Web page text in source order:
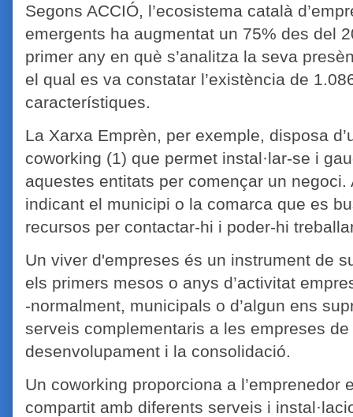
Segons ACCIÓ, l’ecosistema català
emergents ha augmentat un 75% des del
primer any en què s’analitza la seva
el qual es va constatar l’existència de
característiques.
La Xarxa Emprèn, per exemple, disposa
coworking (1) que permet instal·lar-se i
aquestes entitats per començar un
indicant el municipi o la comarca que es
recursos per contactar-hi i poder-hi
Un viver d'empreses és un instrument de
els primers mesos o anys d’activitat
-normalment, municipals o d’algun ens
serveis complementaris a les empreses
desenvolupament i la consolidació.
Un coworking proporciona a l’emprenedor
compartit amb diferents serveis i